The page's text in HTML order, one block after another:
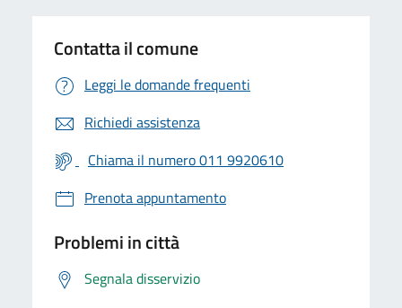
Contatta il comune
Leggi le domande frequenti
Richiedi assistenza
Chiama il numero 011 9920610
Prenota appuntamento
Problemi in città
Segnala disservizio